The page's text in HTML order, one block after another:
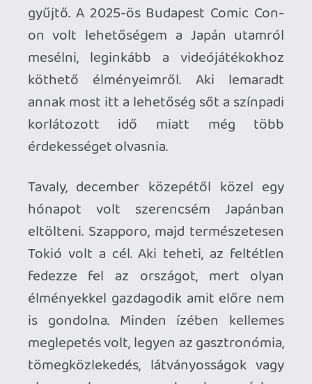
Tavaly, december közepétől közel egy
hónapot volt szerencsém Japánban
eltölteni. Szapporo, majd természetesen
Tokió volt a cél. Aki teheti, az feltétlen
fedezze fel az országot, mert olyan
élményekkel gazdagodik amit előre nem
is gondolna. Minden ízében kellemes
meglepetés volt, legyen az gasztronómia,
tömegközlekedés, látványosságok vagy
viszonyulnak.
Szapporotökéletes volt a nagy tokiói
őrület előtt. Természetesen itt se kellett
keresni a Taito Station-t, Gashapon-okat
vagy akár egy Book Off-ot. Az utóbbi
Japán legnagyobb használt manga, figura
és videójáték bolthálozata. Ezen felül
minden ami a kultúrához köthető
megtalálható. Hatalmas, több emeletes
üzletek, szintenként más-más
felhozatallal. Egy szinten csak DVD filmek
voltak, amin őszintén meg is lepődtem